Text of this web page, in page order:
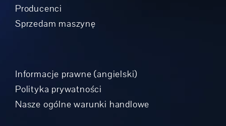
Producenci
Sprzedam maszynę
Informacje prawne (angielski)
Polityka prywatności
Nasze ogólne warunki handlowe